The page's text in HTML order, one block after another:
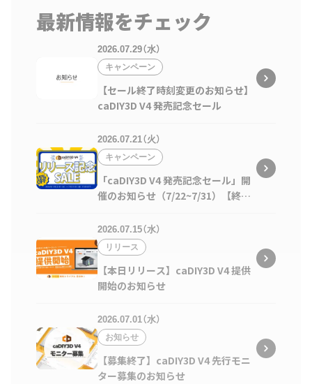
最新情報をチェック
2026.07.29（水）
キャンペーン
【セール終了時刻変更のお知らせ】
caDIY3D V4 発売記念セール
2026.07.21（火）
キャンペーン
「caDIY3D V4 発売記念セール」開
催のお知らせ（7/22~7/31）【終了
2026.07.15（水）
リリース
【本日リリース】caDIY3D V4 提供
開始のお知らせ
2026.07.01（水）
お知らせ
【募集終了】caDIY3D V4 先行モニ
ター募集のお知らせ